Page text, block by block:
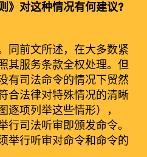
》对这种情况有何建议?
同前文所述，在大多数紧
其服务条款全权处理。但
有司法命令的情况下贸然
合法律对特殊情况的清晰
逐项列举这些情形），
行司法听审即颁发命令。
举行听审对命令和命令的